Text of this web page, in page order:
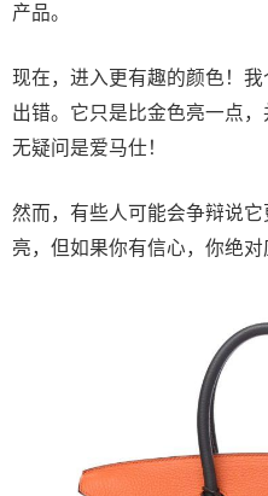
产品。
现在，进入更有趣的颜色！
出错。它只是比金色亮一点
无疑问是爱马仕！
然而，有些人可能会争辩说
亮，但如果你有信心，你绝对